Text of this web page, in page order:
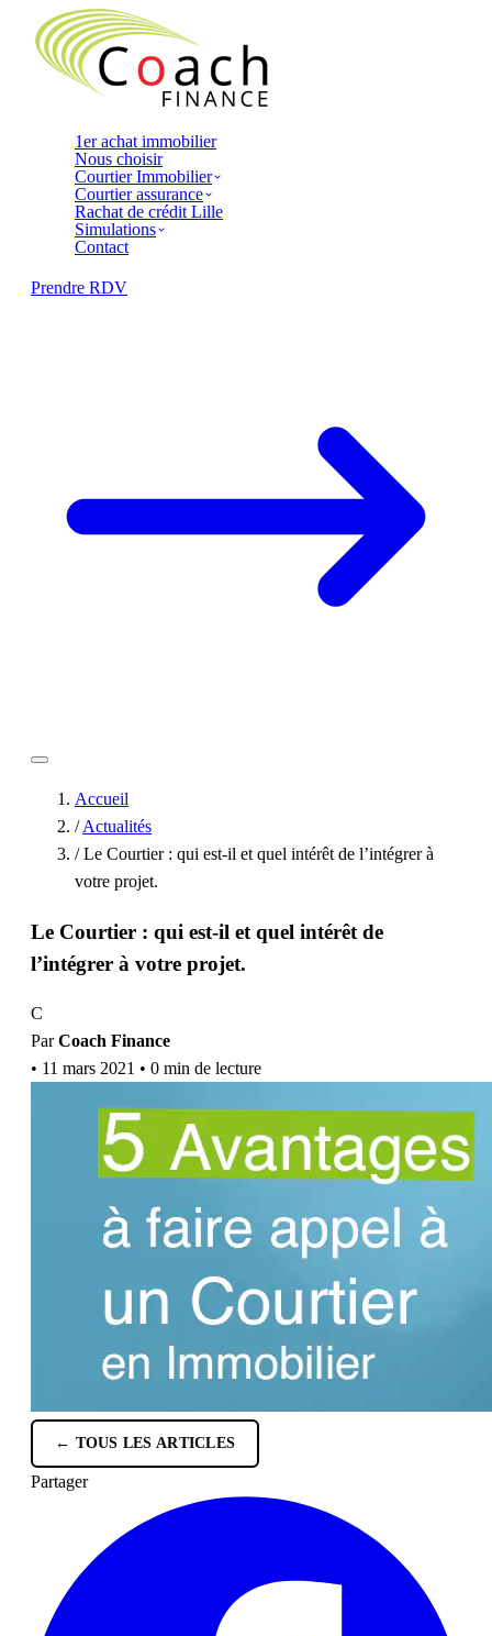
1er achat immobilier
Nous choisir
Courtier Immobilier
Courtier assurance
Rachat de crédit Lille
Simulations
Contact
Prendre RDV
Accueil
/ Actualités
/ Le Courtier : qui est-il et quel intérêt de l’intégrer à
votre projet.
Le Courtier : qui est-il et quel intérêt de
l’intégrer à votre projet.
C
ParCoach Finance
• 11 mars 2021 • 0 min de lecture
← TOUS LES ARTICLES
Partager